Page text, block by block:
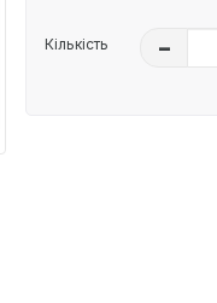
Кількість –